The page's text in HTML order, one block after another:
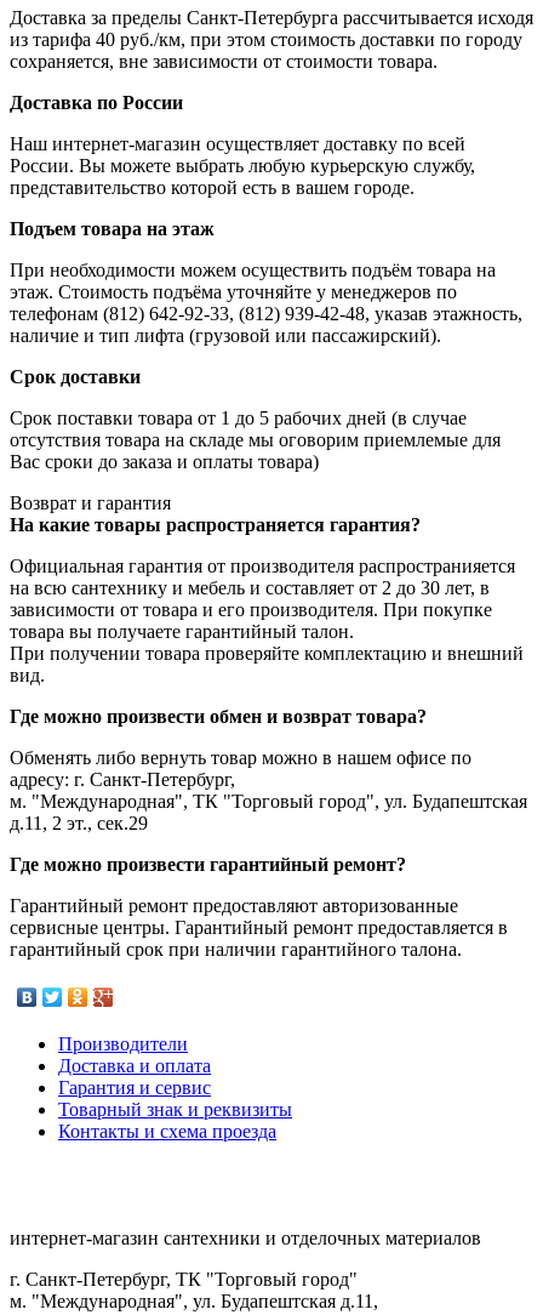
Доставка за пределы Санкт-Петербурга рассчитывается исходя
из тарифа 40 руб./км, при этом стоимость доставки по городу
сохраняется, вне зависимости от стоимости товара.
Доставка по России
Наш интернет-магазин осуществляет доставку по всей
России. Вы можете выбрать любую курьерскую службу,
представительство которой есть в вашем городе.
Подъем товара на этаж
При необходимости можем осуществить подъём товара на
этаж. Стоимость подъёма уточняйте у менеджеров по
телефонам (812) 642-92-33, (812) 939-42-48, указав этажность,
наличие и тип лифта (грузовой или пассажирский).
Срок доставки
Срок поставки товара от 1 до 5 рабочих дней (в случае
отсутствия товара на складе мы оговорим приемлемые для
Вас сроки до заказа и оплаты товара)
Возврат и гарантия
На какие товары распространяется гарантия?
Официальная гарантия от производителя распространияется
на всю сантехнику и мебель и составляет от 2 до 30 лет, в
зависимости от товара и его производителя. При покупке
товара вы получаете гарантийный талон.
При получении товара проверяйте комплектацию и внешний
вид.
Где можно произвести обмен и возврат товара?
Обменять либо вернуть товар можно в нашем офисе по
адресу: г. Санкт-Петербург,
м. "Международная", ТК "Торговый город", ул. Будапештская
д.11, 2 эт., сек.29
Где можно произвести гарантийный ремонт?
Гарантийный ремонт предоставляют авторизованные
сервисные центры. Гарантийный ремонт предоставляется в
гарантийный срок при наличии гарантийного талона.
Производители
Доставка и оплата
Гарантия и сервис
Товарный знак и реквизиты
Контакты и схема проезда
интернет-магазин сантехники и отделочных материалов
г. Санкт-Петербург, ТК "Торговый город"
м. "Международная", ул. Будапештская д.11,